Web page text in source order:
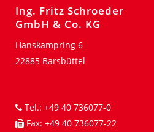
Ing. Fritz Schroeder
GmbH & Co. KG
Hanskampring 6
22885 Barsbüttel
Tel.: +49 40 736077-0
Fax: +49 40 736077-22